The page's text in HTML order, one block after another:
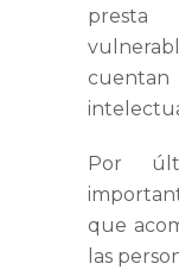
presta
Por
que
las